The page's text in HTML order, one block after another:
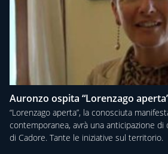
Auronzo ospita “Lorenzago
“Lorenzago aperta”, la conosciuta
contemporanea, avrà una anticipazione
di Cadore. Tante le iniziative sul territorio.